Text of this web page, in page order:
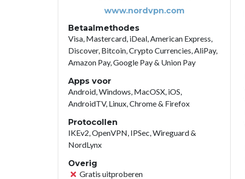
www.nordvpn.com
Betaalmethodes
Visa, Mastercard, iDeal, American Express,
Discover, Bitcoin, Crypto Currencies, AliPay,
Amazon Pay, Google Pay & Union Pay
Apps voor
Android, Windows, MacOSX, iOS,
AndroidTV, Linux, Chrome & Firefox
Protocollen
IKEv2, OpenVPN, IPSec, Wireguard &
NordLynx
Overig
Gratis uitproberen